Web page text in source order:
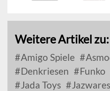
Weitere Artikel zu:
Amigo Spiele
Denkriesen
Funko
Jada Toys
Jazwares